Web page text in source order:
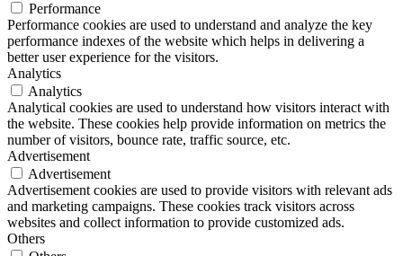
Performance
Performance cookies are used to understand and analyze the key
performance indexes of the website which helps in delivering a
better user experience for the visitors.
Analytics
Analytics
Analytical cookies are used to understand how visitors interact with
the website. These cookies help provide information on metrics the
number of visitors, bounce rate, traffic source, etc.
Advertisement
Advertisement
Advertisement cookies are used to provide visitors with relevant ads
and marketing campaigns. These cookies track visitors across
websites and collect information to provide customized ads.
Others